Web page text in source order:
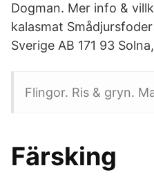
Dogman. Mer info &
kalasmat
Sverige AB 171 93
Flingor. Ris & gryn.
Färsking